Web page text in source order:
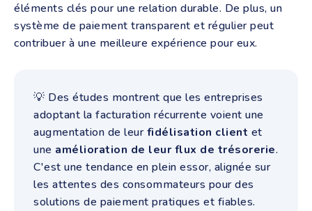
éléments clés pour une relation durable. De plus, un
système de paiement transparent et régulier peut
contribuer à une meilleure expérience pour eux.
💡 Des études montrent que les entreprises
adoptant la facturation récurrente voient une
augmentation de leurfidélisation client et
une amélioration de leur flux de trésorerie.
C'est une tendance en plein essor, alignée sur
les attentes des consommateurs pour des
solutions de paiement pratiques et fiables.